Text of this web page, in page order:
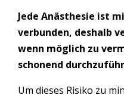
Jede Anästhesie ist
verbunden, deshalb
wenn möglich zu
schonend
Um dieses Risiko zu